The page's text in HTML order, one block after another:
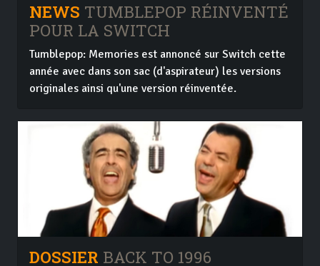
NEWS TUMBLEPOP RÉINVENTÉ
POUR LA SWITCH
Tumblepop: Memories est annoncé sur Switch cette
année avec dans son sac (d'aspirateur) les versions
originales ainsi qu'une version réinventée.
DOSSIER BACK TO 1996